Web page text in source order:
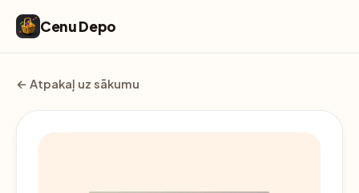
Cenu Depo
← Atpakaļ uz sākumu